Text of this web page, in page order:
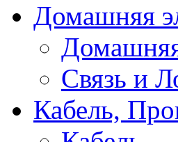
Домашняя
Связь и
Кабель,